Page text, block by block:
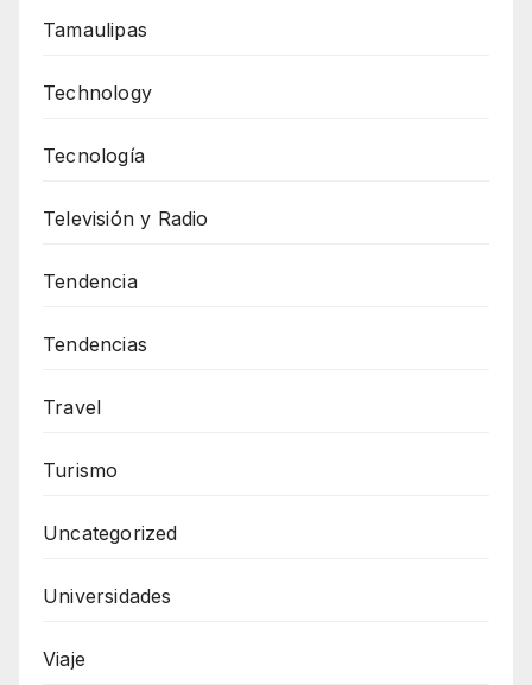
Tamaulipas
Technology
Tecnología
Televisión y Radio
Tendencia
Tendencias
Travel
Turismo
Uncategorized
Universidades
Viaje